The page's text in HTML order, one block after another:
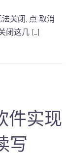
关闭, 点 取消
闭这几 […]
件实现
写